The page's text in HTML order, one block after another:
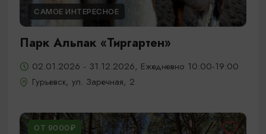
САМОЕ ИНТЕРЕСНОЕ
Парк Альпак «Тиргартен»
02.01.2026 - 31.12.2026, Ежедневно 10:00-19:00
Гурьевск, ул. Заречная, 2
ОТ 9000₽